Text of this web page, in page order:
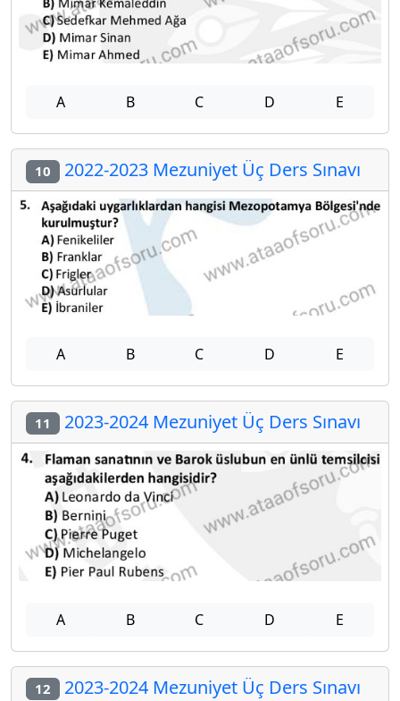
A B C D E
10 2022-2023 Mezuniyet Üç Ders Sınavı
A B C D E
11 2023-2024 Mezuniyet Üç Ders Sınavı
A B C D E
12 2023-2024 Mezuniyet Üç Ders Sınavı